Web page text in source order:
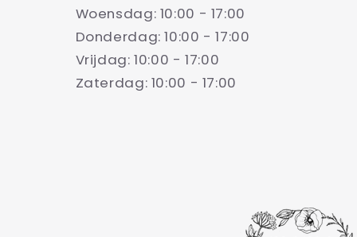
Woensdag: 10:00 - 17:00
Donderdag: 10:00 - 17:00
Vrijdag: 10:00 - 17:00
Zaterdag: 10:00 - 17:00